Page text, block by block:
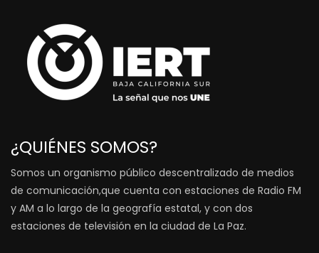
¿QUIÉNES SOMOS?
Somos un organismo público descentralizado de medios
de comunicación,que cuenta con estaciones de Radio FM
y AM a lo largo de la geografía estatal, y con dos
estaciones de televisión en la ciudad de La Paz.